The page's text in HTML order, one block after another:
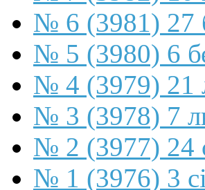
№ 6 (3981) 27
№ 5 (3980) 6
№ 4 (3979) 21
№ 3 (3978) 7
№ 2 (3977) 24
№ 1 (3976) 3